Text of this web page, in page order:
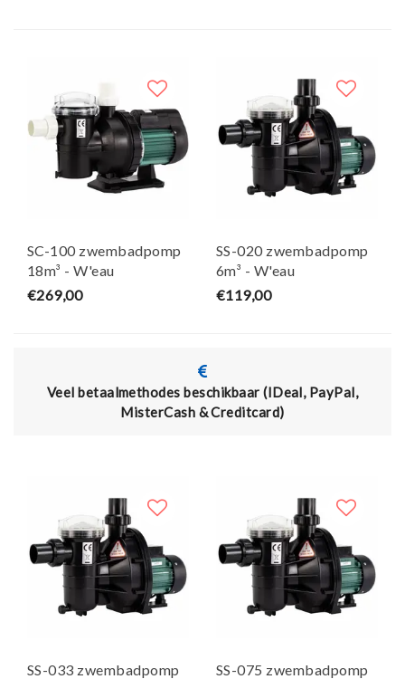
SC-100 zwembadpomp
18m³ - W'eau
€269,00
SS-020 zwembadpomp
6m³ - W'eau
€119,00
Veel betaalmethodes beschikbaar (IDeal, PayPal,
MisterCash & Creditcard)
SS-033 zwembadpomp
SS-075 zwembadpomp